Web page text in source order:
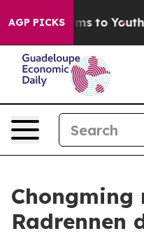
AGP PICKS
Harms to Youth
Radrennen